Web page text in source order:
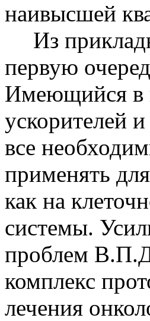
наивысшей
Из
первую
Имеющийся в
ускорителей
все
применять
как на
системы.
проблем В.П.
комплекс
лечения